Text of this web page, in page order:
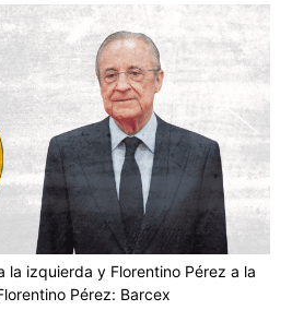
la izquierda y Florentino Pérez a la
Pérez: Barcex